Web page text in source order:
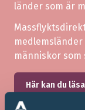
länder som är
människor som
Här kan du